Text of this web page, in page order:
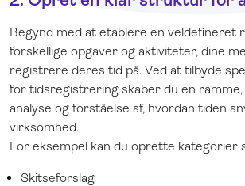
Begynd med at etablere en veldefineret
forskellige opgaver og aktiviteter, dine
registrere deres tid på. Ved at tilbyde
for tidsregistrering skaber du en
analyse og forståelse af, hvordan tiden
virksomhed.
For eksempel kan du oprette kategorier
Skitseforslag